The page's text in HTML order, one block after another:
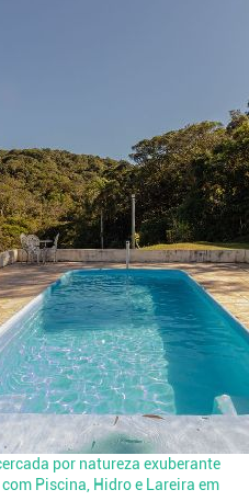
por natureza exuberante